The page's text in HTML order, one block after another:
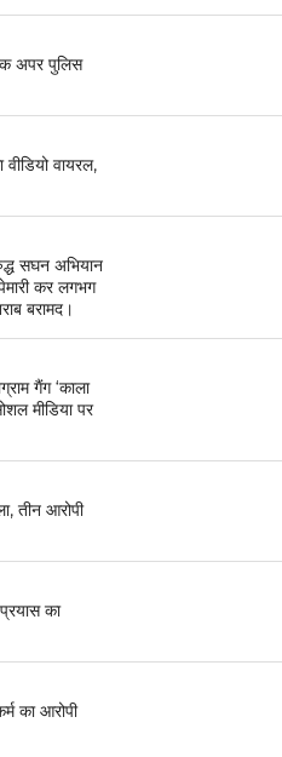
अपर पुलिस
वायरल,
सघन अभियान
कर लगभग
बरामद।
गैंग ‘काला
मीडिया पर
तीन आरोपी
का
का आरोपी